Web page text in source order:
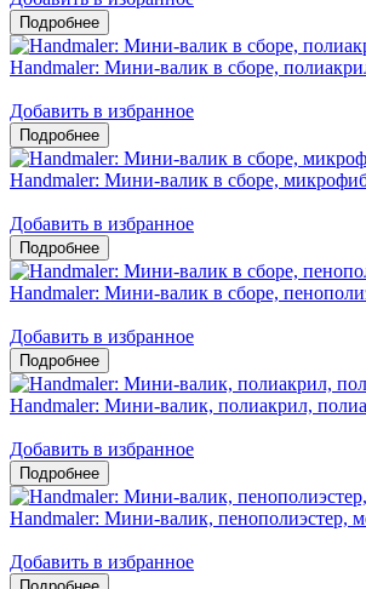
Handmaler: Мини-валик в сборе,
Добавить в избранное
Handmaler: Мини-валик в сборе,
Добавить в избранное
Handmaler: Мини-валик в сборе,
Добавить в избранное
Handmaler: Мини-валик, полиакрил,
Добавить в избранное
Handmaler: Мини-валик, пенополиэстер,
Добавить в избранное